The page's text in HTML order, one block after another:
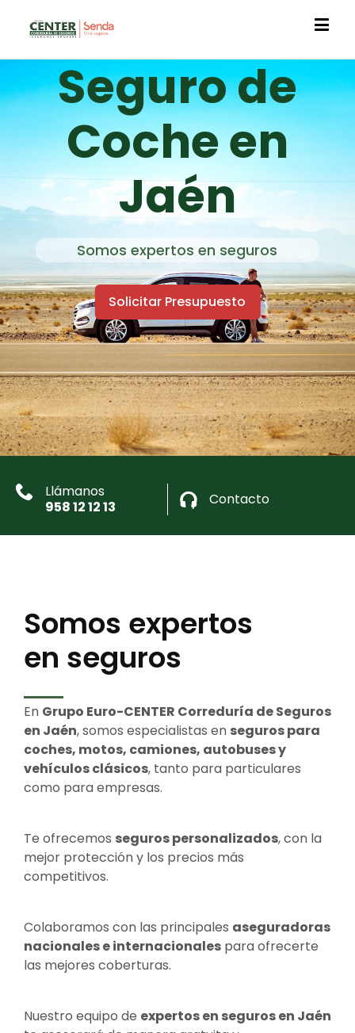
Seguro de
Coche en
Jaén
Somos expertos en seguros
Solicitar Presupuesto
Llámanos
958 12 12 13
Contacto
Somos expertos
en seguros
En Grupo Euro-CENTER Correduría de Seguros
en Jaén, somos especialistas en seguros para
coches, motos, camiones, autobuses y
vehículos clásicos, tanto para particulares
como para empresas.
Te ofrecemos seguros personalizados, con la
mejor protección y los precios más
competitivos.
Colaboramos con las principales aseguradoras
nacionales e internacionales para ofrecerte
las mejores coberturas.
Nuestro equipo de expertos en seguros en Jaén